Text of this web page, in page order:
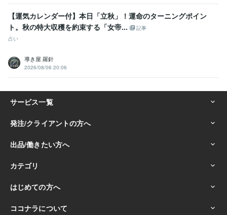
【運気カレンダー付】本日「立秋」！運命のターニングポイン
ト。秋の特大収穫を約束する「女帝...
記事
占い
導き屋 羅針
2026/08/06 20:06